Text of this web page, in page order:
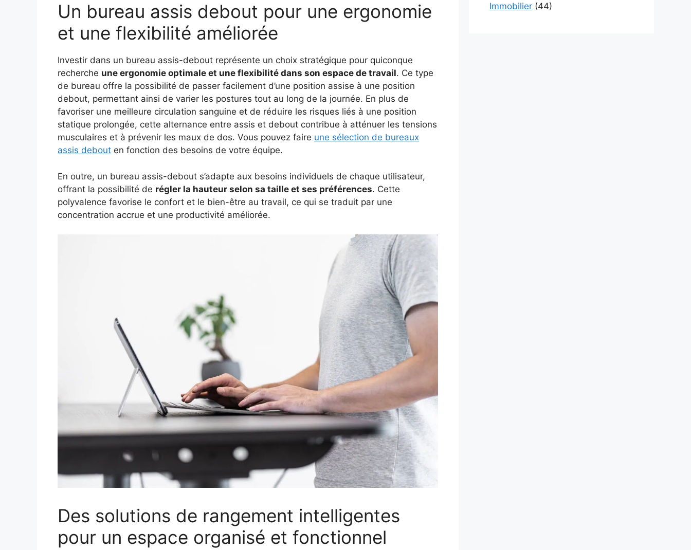
Un bureau assis debout pour une ergonomie
et une flexibilité améliorée
Investir dans un bureau assis-debout représente un choix stratégique pour quiconque
recherche une ergonomie optimale et une flexibilité dans son espace de travail. Ce type
de bureau offre la possibilité de passer facilement d’une position assise à une position
debout, permettant ainsi de varier les postures tout au long de la journée. En plus de
favoriser une meilleure circulation sanguine et de réduire les risques liés à une position
statique prolongée, cette alternance entre assis et debout contribue à atténuer les tensions
musculaires et à prévenir les maux de dos. Vous pouvez faire une sélection de bureaux
assis debout en fonction des besoins de votre équipe.
En outre, un bureau assis-debout s’adapte aux besoins individuels de chaque utilisateur,
offrant la possibilité de régler la hauteur selon sa taille et ses préférences. Cette
polyvalence favorise le confort et le bien-être au travail, ce qui se traduit par une
concentration accrue et une productivité améliorée.
Des solutions de rangement intelligentes
pour un espace organisé et fonctionnel
Immobilier (44)